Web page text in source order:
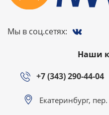
Мы в соц.сетях:
Наши
+7 (343) 290-44-04
Екатеринбург,